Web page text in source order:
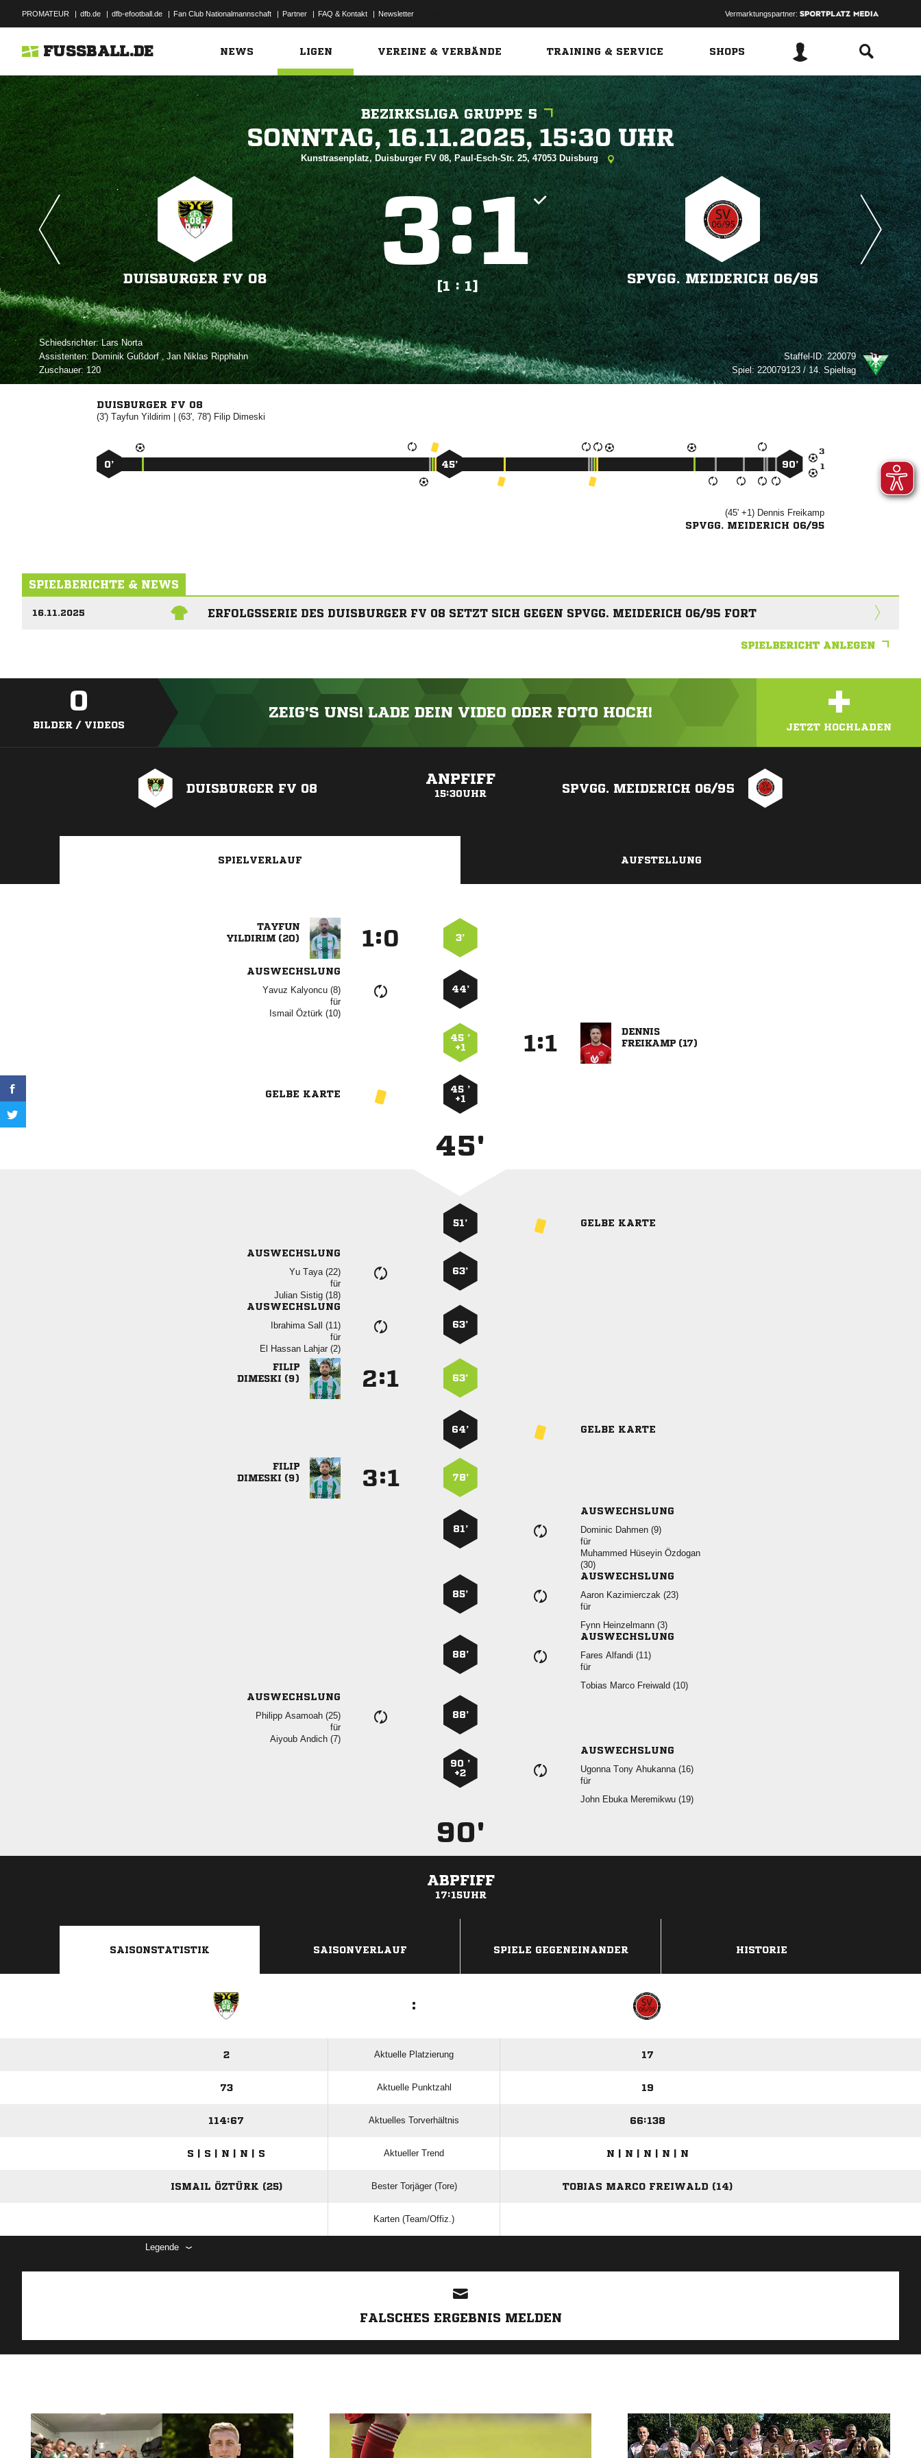
PROMATEUR | dfb.de | dfb-efootball.de | Fan Club Nationalmannschaft | Partner | FAQ & Kontakt | Newsletter Vermarktungspartner:
FUSSBALL.DE NEWS LIGEN VEREINE & VERBÄNDE TRAINING & SERVICE SHOPS
BEZIRKSLIGA GRUPPE 5
   
Kunstrasenplatz, Duisburger FV 08, Paul-Esch-Str. 25, 47053 Duisburg
DUISBURGER FV 08
:
[1 : 1]
SPVGG. MEIDERICH 06/​95
Schiedsrichter:  
Assistenten:   ,   
Zuschauer:120
Staffel-ID:220079
Spiel:220079123 / 14. Spieltag
DUISBURGER FV 08
(3')  | (63', 78') 


0’ 45’ 90’
(45' +1)  
SPVGG. MEIDERICH 06/95
SPIELBERICHTE & NEWS
16.11.2025 ERFOLGSSERIE DES DUISBURGER FV 08 SETZT SICH GEGEN SPVGG. MEIDERICH 06/95 FORT
SPIELBERICHT ANLEGEN
0
BILDER / VIDEOS
ZEIG'S UNS! LADE DEIN VIDEO ODER FOTO HOCH! +
JETZT HOCHLADEN
DUISBURGER FV 08
ANPFIFF
15:30UHR SPVGG. MEIDERICH 06/95
SPIELVERLAUF AUFSTELLUNG

 
: 3’
AUSWECHSLUNG
  
für
  
44’
45 ’
+1
:

 
GELBE KARTE
45 ’
+1
45'
51’ GELBE KARTE
AUSWECHSLUNG
  
für
  
63’
AUSWECHSLUNG
  
für
   
63’

 
: 63’
64’ GELBE KARTE

 
: 78’
81’
AUSWECHSLUNG
  
für
  

85’
AUSWECHSLUNG
  
für
  
88’
AUSWECHSLUNG
  
für
   
AUSWECHSLUNG
  
für
  
88’
90 ’
+2
AUSWECHSLUNG
   
für
   
90'
ABPFIFF
17:15UHR
SAISONSTATISTIK SAISONVERLAUF SPIELE GEGENEINANDER HISTORIE
:
2 Aktuelle Platzierung 17
73 Aktuelle Punktzahl 19
114:67 Aktuelles Torverhältnis 66:138
S | S | N | N | S Aktueller Trend N | N | N | N | N
ISMAIL ÖZTÜRK (25) Bester Torjäger (Tore) TOBIAS MARCO FREIWALD (14)
Karten (Team/Offiz.)
Legende
FALSCHES ERGEBNIS MELDEN